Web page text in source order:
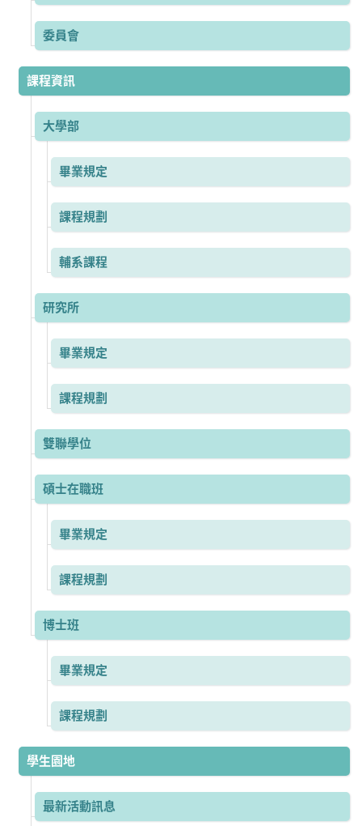
委員會
課程資訊
大學部
畢業規定
課程規劃
輔系課程
研究所
畢業規定
課程規劃
雙聯學位
碩士在職班
畢業規定
課程規劃
博士班
畢業規定
課程規劃
學生園地
最新活動訊息